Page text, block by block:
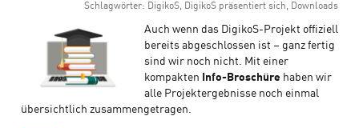
Schlagwörter: DigikoS, DigikoS präsentiert sich, Downloads
Auch wenn das DigikoS-Projekt offiziell
bereits abgeschlossen ist – ganz fertig
sind wir noch nicht. Mit einer
kompakten Info-Broschüre haben wir
alle Projektergebnisse noch einmal
übersichtlich zusammengetragen.